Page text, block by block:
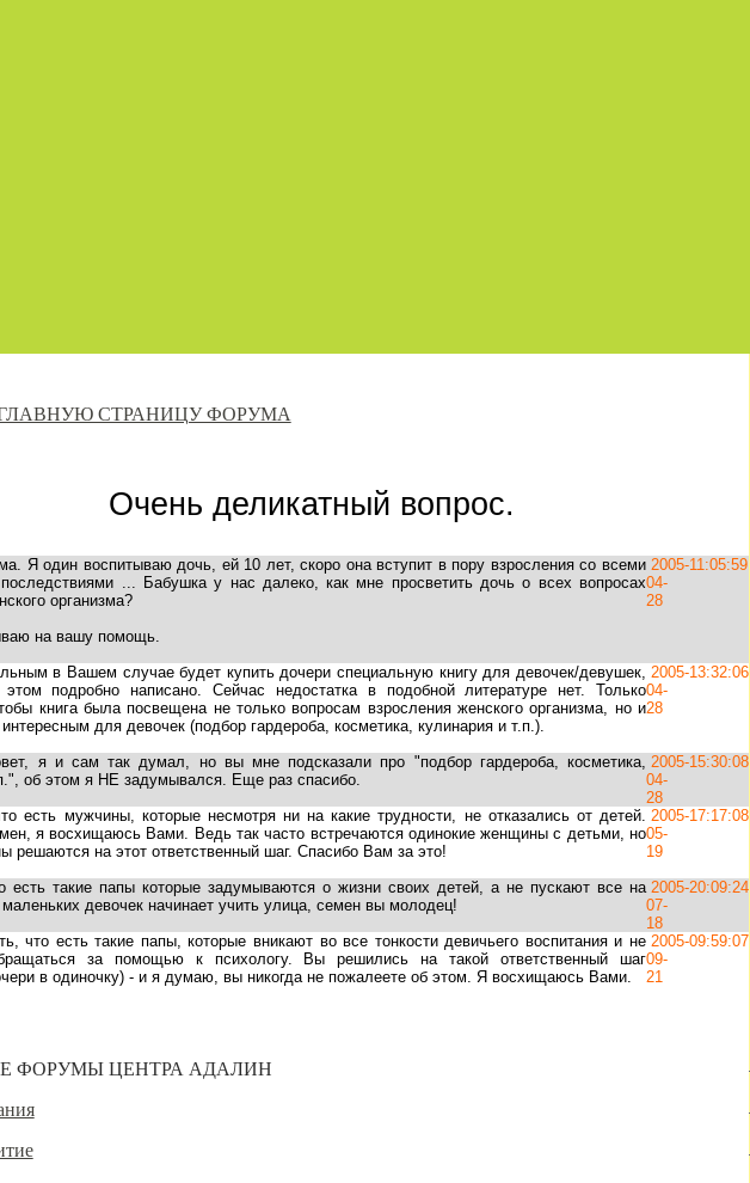
ГЛАВНУЮ СТРАНИЦУ ФОРУМА
Очень деликатный вопрос.
Я один воспитываю дочь, ей 10 лет, скоро она вступит в пору взросления со всеми
... Бабушка у нас далеко, как мне просветить дочь о всех вопросах
организма?
на вашу помощь.
2005-
04-
28
11:05:59
в Вашем случае будет купить дочери специальную книгу для девочек/девушек,
подробно написано. Сейчас недостатка в подобной литературе нет. Только
книга была посвещена не только вопросам взросления женского организма, но и
для девочек (подбор гардероба, косметика, кулинария и т.п.).
2005-
04-
28
13:32:06
я и сам так думал, но вы мне подсказали про "подбор гардероба, косметика,
об этом я НЕ задумывался. Еще раз спасибо.
2005-
04-
28
15:30:08
есть мужчины, которые несмотря ни на какие трудности, не отказались от детей.
я восхищаюсь Вами. Ведь так часто встречаются одинокие женщины с детьми, но
решаются на этот ответственный шаг. Спасибо Вам за это!
2005-
05-
19
17:17:08
есть такие папы которые задумываются о жизни своих детей, а не пускают все на
маленьких девочек начинает учить улица, семен вы молодец!
2005-
07-
18
20:09:24
что есть такие папы, которые вникают во все тонкости девичьего воспитания и не
за помощью к психологу. Вы решились на такой ответственный шаг
в одиночку) - и я думаю, вы никогда не пожалеете об этом. Я восхищаюсь Вами.
2005-
09-
21
09:59:07
ФОРУМЫ ЦЕНТРА АДАЛИН